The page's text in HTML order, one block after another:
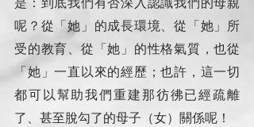
是：到底我們有否深入認識我們的母親
呢？從「她」的成長環境、從「她」所
受的教育、從「她」的性格氣質，也從
「她」一直以來的經歷；也許，這一切
都可以幫助我們重建那彷彿已經疏離
了、甚至脫勾了的母子（女）關係呢！